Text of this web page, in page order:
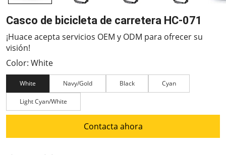
Casco de bicicleta de carretera HC-071
¡Huace acepta servicios OEM y ODM para ofrecer su
visión!
Color: White
White Navy/Gold Black Cyan
Light Cyan/White
Contacta ahora